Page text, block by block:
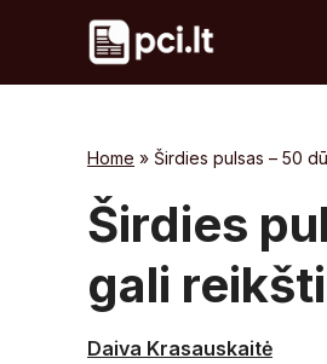
Home » Širdies pulsas – 50
Širdies
gali
Daiva Krasauskaitė